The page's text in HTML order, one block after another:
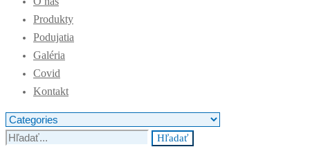
Produkty
Podujatia
Galéria
Covid
Kontakt
Hľadať